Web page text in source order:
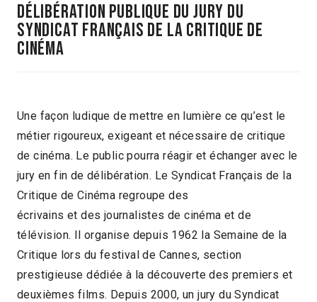
DÉLIBÉRATION PUBLIQUE DU JURY DU
SYNDICAT FRANÇAIS DE LA CRITIQUE DE
CINÉMA
Une façon ludique de mettre en lumière ce qu’est le
métier rigoureux, exigeant et nécessaire de critique
de cinéma. Le public pourra réagir et échanger avec le
jury en fin de délibération. Le Syndicat Français de la
Critique de Cinéma regroupe des
écrivains et des journalistes de cinéma et de
télévision. Il organise depuis 1962 la Semaine de la
Critique lors du festival de Cannes, section
prestigieuse dédiée à la découverte des premiers et
deuxièmes films. Depuis 2000, un jury du Syndicat